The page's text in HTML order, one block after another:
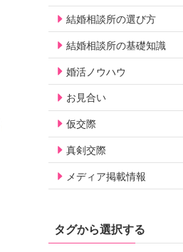
結婚相談所の選び方
結婚相談所の基礎知識
婚活ノウハウ
お見合い
仮交際
真剣交際
メディア掲載情報
タグから選択する